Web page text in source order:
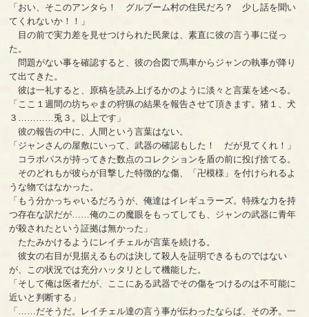
「おい、そこのアンタら！ グルブーム村の住民だろ？ 少し話を聞い
てくれないか！！」
目の前で実力差を見せつけられた民衆は、素直に彼の言う事に従っ
た。
問題がない事を確認すると、彼の合図で馬車からジャンの執事が降り
て出てきた。
彼は一礼すると、原稿を読み上げるかのように淡々と言葉を述べる。
「ここ１週間の坊ちゃまの狩猟の結果を報告させて頂きます。猪１、犬
３…………兎３。以上です」
彼の報告の中に、人間という言葉はない。
「ジャンさんの屋敷にいって、武器の確認もした！ だが見てくれ！」
コラボパスが持ってきた数点のコレクションを盾の前に投げ捨てる。
そのどれもが彼らが目撃した特徴的な傷、「卍模様」を付けられるよ
うな物ではなかった。
「もう分かっちゃいるだろうが、俺達はイレギュラーズ。特殊な力を持
つ存在な訳だが……俺のこの魔眼をもってしても、ジャンの武器に青年
が殺されたという証拠は無かった」
たたみかけるようにレイチェルが言葉を続ける。
彼女の右目が見据えるものは決して殺人を証明できるものではない
が、この状況では充分ハッタリとして機能した。
「そして俺は医者だが、ここにある武器でその傷をつけるのは不可能に
近いと判断する」
「……だそうだ。レイチェル達の言う事が伝わったならば、その矛。一